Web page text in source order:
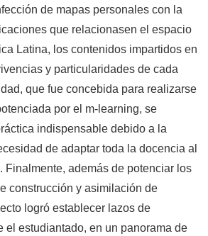
de mapas personales con la
que relacionasen el espacio
Latina, los contenidos impartidos en
y particularidades de cada
que fue concebida para realizarse
por el m-learning, se
indispensable debido a la
de adaptar toda la docencia al
Finalmente, además de potenciar los
construcción y asimilación de
logró establecer lazos de
el estudiantado, en un panorama de